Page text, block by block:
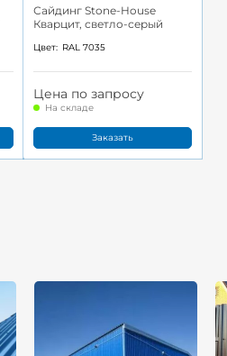
Сайдинг Stone-House
Кварцит, светло-серый
Цвет: RAL 7035
Цена по запросу
На складе
Заказать